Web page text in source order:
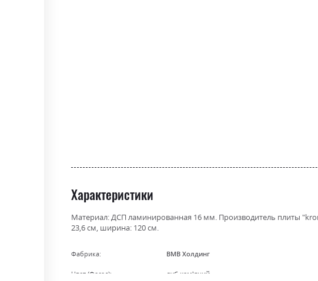
Характеристики
Материал: ДСП ламинированная 16 мм. Производитель плиты
23,6 см, ширина: 120 см.
Фабрика: ВМВ Холдинг
Цвет (Фасад): дуб кам'яний